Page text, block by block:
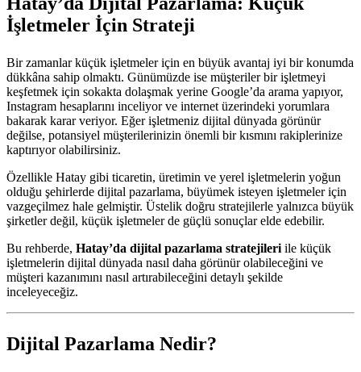
İşletmeler İçin Strateji
Bir zamanlar küçük işletmeler için en büyük avantaj iyi bir konumda
dükkâna sahip olmaktı. Günümüzde ise müşteriler bir işletmeyi
keşfetmek için sokakta dolaşmak yerine Google’da arama yapıyor,
Instagram hesaplarını inceliyor ve internet üzerindeki yorumlara
bakarak karar veriyor. Eğer işletmeniz dijital dünyada görünür
değilse, potansiyel müşterilerinizin önemli bir kısmını rakiplerinize
kaptırıyor olabilirsiniz.
Özellikle Hatay gibi ticaretin, üretimin ve yerel işletmelerin yoğun
olduğu şehirlerde dijital pazarlama, büyümek isteyen işletmeler için
vazgeçilmez hale gelmiştir. Üstelik doğru stratejilerle yalnızca büyük
şirketler değil, küçük işletmeler de güçlü sonuçlar elde edebilir.
Bu rehberde, Hatay’da dijital pazarlama stratejileri ile küçük
işletmelerin dijital dünyada nasıl daha görünür olabileceğini ve
müşteri kazanımını nasıl artırabileceğini detaylı şekilde
inceleyeceğiz.
Dijital Pazarlama Nedir?